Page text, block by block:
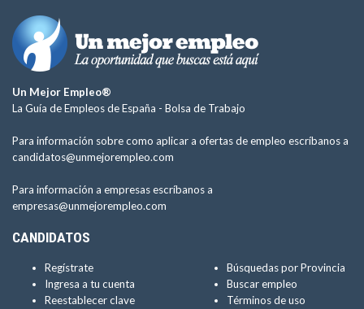
Un Mejor Empleo®
La Guía de Empleos de España - Bolsa de Trabajo
Para información sobre como aplicar a ofertas de empleo escríbanos a
candidatos@unmejorempleo.com
Para información a empresas escríbanos a
empresas@unmejorempleo.com
CANDIDATOS
Regístrate
Ingresa a tu cuenta
Reestablecer clave
Búsquedas por Provincia
Buscar empleo
Términos de uso